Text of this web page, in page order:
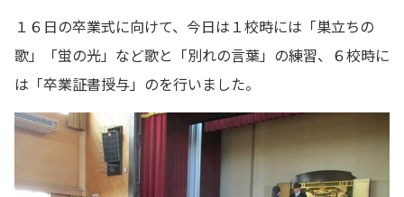
１６日の卒業式に向けて、今日は１校時には「巣立ちの
歌」「蛍の光」など歌と「別れの言葉」の練習、６校時に
は「卒業証書授与」のを行いました。